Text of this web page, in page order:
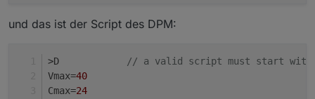
und das ist der Script des DPM:
>D
// a valid script must start
Vmax=40
Cmax=24